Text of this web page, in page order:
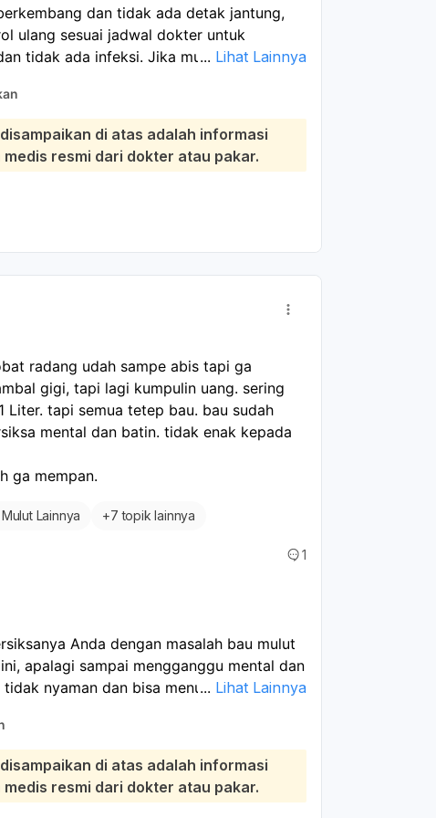
dan tidak ada detak jantung,
ulang sesuai jadwal dokter untuk
tidak ada infeksi. Jika muncul demam,
sedikit, dan badan lelah masih bisa
makin berat atau tidak membaik,
ke fasilitas kesehatan. Dokter biasanya
atau tindakan lanjutan bila ada sisa
... Lihat Lainnya
di atas adalah informasi
resmi dari dokter atau pakar.
radang udah sampe abis tapi ga
gigi, tapi lagi kumpulin uang. sering
Liter. tapi semua tetep bau. bau sudah
mental dan batin. tidak enak kepada
ga mempan.
Lainnya +7 topik lainnya
1
Anda dengan masalah bau mulut
apalagi sampai mengganggu mental dan
nyaman dan bisa menurunkan
dan tidak membaik, serta rencana Anda
tersebut sangat tepat dan perlu
seringkali berakar pada masalah
dan karang gigi. Karang gigi tidak bisa
... Lihat Lainnya
di atas adalah informasi
resmi dari dokter atau pakar.